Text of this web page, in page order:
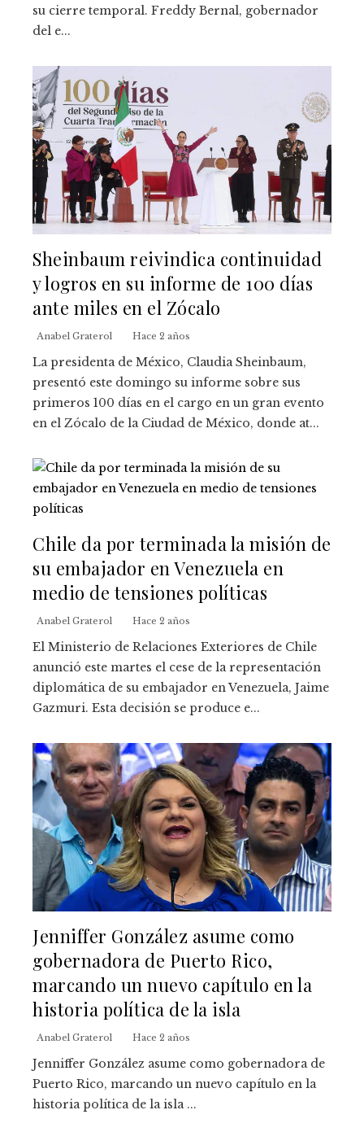
su cierre temporal. Freddy Bernal, gobernador
del e...
Sheinbaum reivindica continuidad
y logros en su informe de 100 días
ante miles en el Zócalo
Anabel Graterol Hace 2 años
La presidenta de México, Claudia Sheinbaum,
presentó este domingo su informe sobre sus
primeros 100 días en el cargo en un gran evento
en el Zócalo de la Ciudad de México, donde at...
Chile da por terminada la misión de
su embajador en Venezuela en
medio de tensiones políticas
Anabel Graterol Hace 2 años
El Ministerio de Relaciones Exteriores de Chile
anunció este martes el cese de la representación
diplomática de su embajador en Venezuela, Jaime
Gazmuri. Esta decisión se produce e...
Jenniffer González asume como
gobernadora de Puerto Rico,
marcando un nuevo capítulo en la
historia política de la isla
Anabel Graterol Hace 2 años
Jenniffer González asume como gobernadora de
Puerto Rico, marcando un nuevo capítulo en la
historia política de la isla ...